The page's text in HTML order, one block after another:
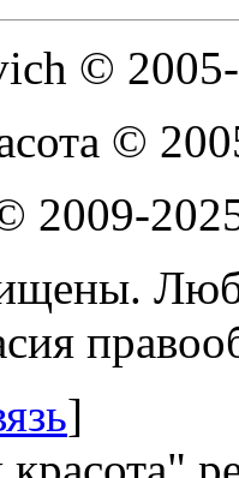
©
©
2009-
]